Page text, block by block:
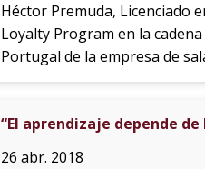
Héctor Premuda, Licenciado
Loyalty Program en la
Portugal de la empresa de
“El aprendizaje depende
26 abr. 2018